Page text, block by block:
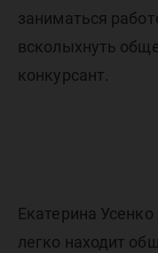
заниматься
всколыхнуть
конкурсант.
Екатерина
легко находит